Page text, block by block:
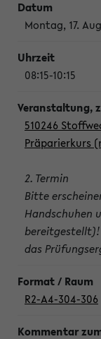
Montag, 17.
08:15-10:15
510246
Präparierkurs
2. Termin
Bitte
Handschuhen
bereitgestellt)!
das
R2-A4-304-306